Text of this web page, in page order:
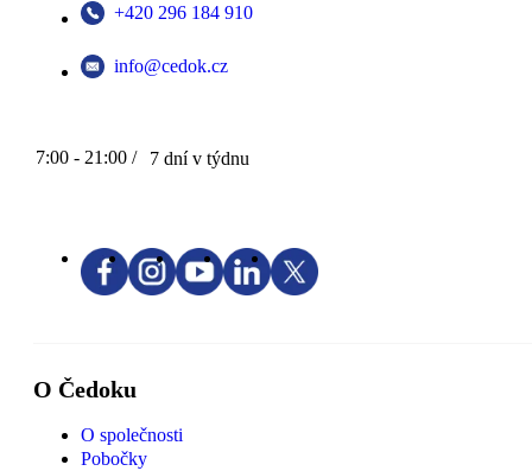
+420 296 184 910
info@cedok.cz
7:00 - 21:00 / 7 dní v týdnu
O Čedoku
O společnosti
Pobočky